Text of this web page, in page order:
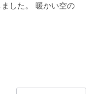
した。 暖かい空の